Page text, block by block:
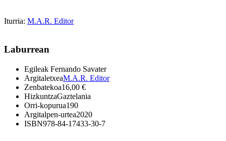
Iturria: M.A.R. Editor
Laburrean
Egileak Fernando Savater
ArgitaletxeaM.A.R. Editor
Zenbatekoa16,00 €
HizkuntzaGaztelania
Orri-kopurua190
Argitalpen-urtea2020
ISBN978-84-17433-30-7